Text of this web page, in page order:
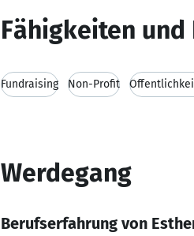
Fähigkeiten und
Fundraising Non-Profit
Werdegang
Berufserfahrung von